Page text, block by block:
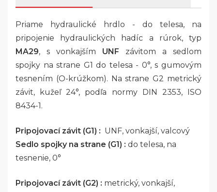
Priame hydraulické hrdlo - do telesa, na
pripojenie hydraulických hadíc a rúrok, typ
MA29, s vonkajším UNF závitom a sedlom
spojky na strane G1 do telesa - 0°, s gumovým
tesnením (O-krúžkom). Na strane G2 metrický
závit, kužeľ 24°, podľa normy DIN 2353, ISO
8434-1.
Pripojovací závit (G1) : UNF, vonkajší, valcový
Sedlo spojky na strane (G1) : do telesa, na
tesnenie, 0°
Pripojovací závit (G2) : metrický, vonkajší,